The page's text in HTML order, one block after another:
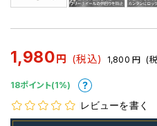
1,980 円 (税込) 1,800 円 (
18ポイント(1%)
レビューを書く